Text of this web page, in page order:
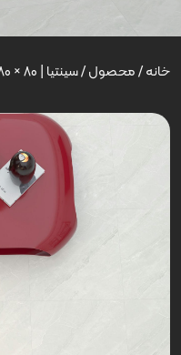
خانه/محصول/سینتیا | Sintia | 80 × 80